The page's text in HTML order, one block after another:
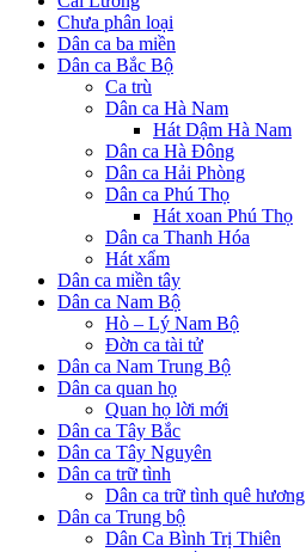
Chưa phân loại
Dân ca ba miền
Dân ca Bắc Bộ
Ca trù
Dân ca Hà Nam
Hát Dậm Hà Nam
Dân ca Hà Đông
Dân ca Hải Phòng
Dân ca Phú Thọ
Hát xoan Phú Thọ
Dân ca Thanh Hóa
Hát xẩm
Dân ca miền tây
Dân ca Nam Bộ
Hò – Lý Nam Bộ
Đờn ca tài tử
Dân ca Nam Trung Bộ
Dân ca quan họ
Quan họ lời mới
Dân ca Tây Bắc
Dân ca Tây Nguyên
Dân ca trữ tình
Dân ca trữ tình quê hương
Dân ca Trung bộ
Dân Ca Bình Trị Thiên